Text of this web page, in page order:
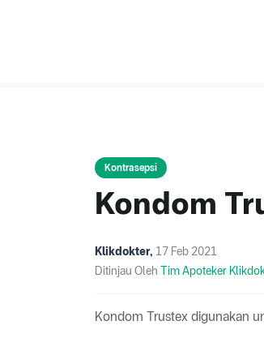
Kontrasepsi
Kondom
Klikdokter, 17 Feb 2021
Ditinjau Oleh Tim Apoteker
Kondom Trustex digunakan